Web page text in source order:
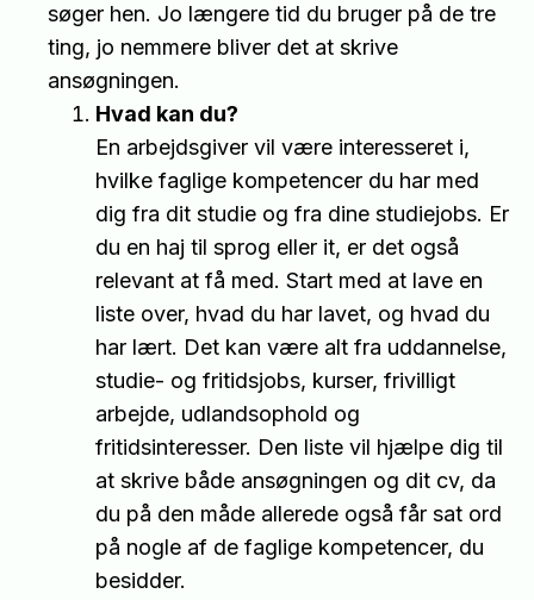
søger hen. Jo længere tid du bruger på de tre
ting, jo nemmere bliver det at skrive
ansøgningen.
Hvad kan du?
En arbejdsgiver vil være interesseret i,
hvilke faglige kompetencer du har med
dig fra dit studie og fra dine studiejobs. Er
du en haj til sprog eller it, er det også
relevant at få med. Start med at lave en
liste over, hvad du har lavet, og hvad du
har lært. Det kan være alt fra uddannelse,
studie- og fritidsjobs, kurser, frivilligt
arbejde, udlandsophold og
fritidsinteresser. Den liste vil hjælpe dig til
at skrive både ansøgningen og dit cv, da
du på den måde allerede også får sat ord
på nogle af de faglige kompetencer, du
besidder.